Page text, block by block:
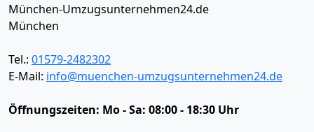
München-Umzugsunternehmen24.de
München
Tel.: 01579-2482302
E-Mail: info@muenchen-umzugsunternehmen24.de
Öffnungszeiten: Mo - Sa: 08:00 - 18:30 Uhr